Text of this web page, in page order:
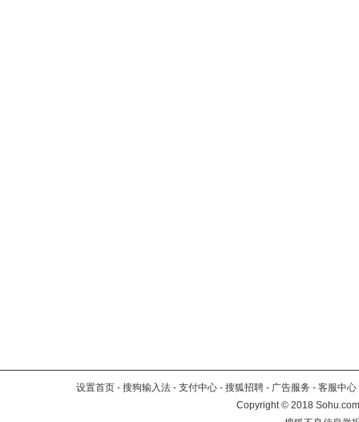
设置首页 - 搜狗输入法 - 支付中心 - 搜狐招聘 - 广告服务 - 客服中心
Copyright©2018